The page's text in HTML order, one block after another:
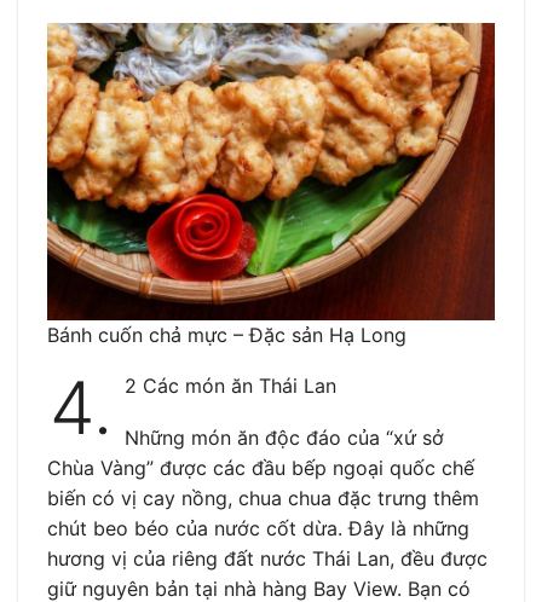
Bánh cuốn chả mực – Đặc sản Hạ Long
4. 2 Các món ăn Thái Lan
Những món ăn độc đáo của “xứ sở
Chùa Vàng” được các đầu bếp ngoại quốc chế
biến có vị cay nồng, chua chua đặc trưng thêm
chút beo béo của nước cốt dừa. Đây là những
hương vị của riêng đất nước Thái Lan, đều được
giữ nguyên bản tại nhà hàng Bay View. Bạn có